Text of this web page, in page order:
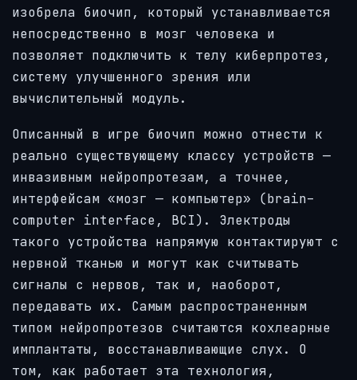
изобрела биочип, который устанавливается
непосредственно в мозг человека и
позволяет подключить к телу киберпротез,
систему улучшенного зрения или
вычислительный модуль.
Описанный в игре биочип можно отнести к
реально существующему классу устройств —
инвазивным нейропротезам, а точнее,
интерфейсам «мозг — компьютер» (brain–
computer interface, BCI). Электроды
такого устройства напрямую контактируют с
нервной тканью и могут как считывать
сигналы с нервов, так и, наоборот,
передавать их. Самым распространенным
типом нейропротезов считаются кохлеарные
имплантаты, восстанавливающие слух. О
том, как работает эта технология,